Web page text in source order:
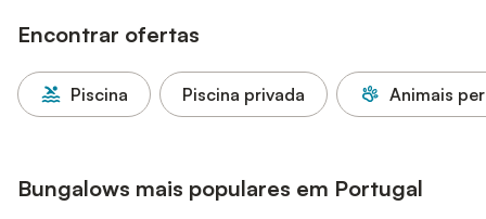
Encontrar ofertas
Piscina Piscina privada Animais
Bungalows mais populares em Portugal